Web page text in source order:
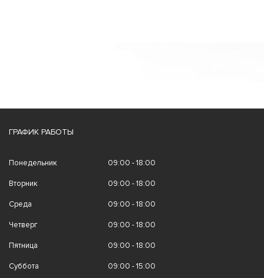
ГРАФИК РАБОТЫ
Понедельник 09:00 - 18:00
Вторник 09:00 - 18:00
Среда 09:00 - 18:00
Четверг 09:00 - 18:00
Пятница 09:00 - 18:00
Суббота 09:00 - 15:00